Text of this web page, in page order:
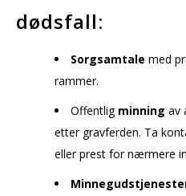
dødsfall:
Sorgsamtale med
rammer.
Offentlig minning av
etter gravferden. Ta
eller prest for nærmere